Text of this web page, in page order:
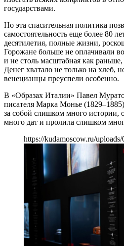
государствами.
Но эта спасительная политика
самостоятельность еще более 80
десятилетия, полные жизни,
Горожане больше не оплачивали
и не столь масштабная как
Денег хватало не только на хлеб,
венецианцы преуспели особенно.
В «Образах Италии» Павел
писателя Марка Монье
за собой слишком много истории,
много дат и пролила слишком
https://kudamoscow.ru/